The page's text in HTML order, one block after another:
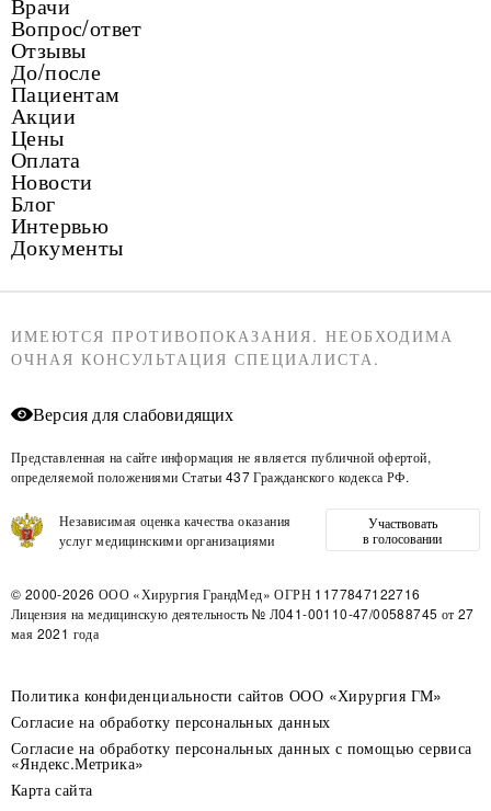
Вопрос/ответ
Отзывы
До/после
Пациентам
Акции
Цены
Оплата
Новости
Блог
Интервью
Документы
ИМЕЮТСЯ ПРОТИВОПОКАЗАНИЯ. НЕОБХОДИМА
ОЧНАЯ КОНСУЛЬТАЦИЯ СПЕЦИАЛИСТА.
Версия для слабовидящих
Представленная на сайте информация не является публичной офертой,
определяемой положениями Статьи 437 Гражданского кодекса РФ.
Независимая оценка качества оказания
услуг медицинскими организациями
Участвовать
в голосовании
© 2000-2026 ООО «Хирургия ГрандМед» ОГРН 1177847122716
Лицензия на медицинскую деятельность № Л041-00110-47/00588745 от 27
мая 2021 года
Политика конфиденциальности сайтов ООО «Хирургия ГМ»
Согласие на обработку персональных данных
Согласие на обработку персональных данных с помощью сервиса
«Яндекс.Метрика»
Карта сайта